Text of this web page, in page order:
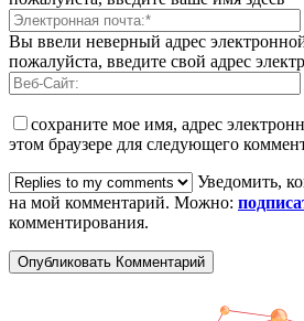
Вы ввели неверный адрес
пожалуйста, введите свой адрес
сохраните мое имя, адрес
этом браузере для следующего
Уведомить,
на мой комментарий. Можно:
комментирования.